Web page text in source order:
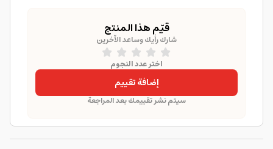
قيّم هذا المنتج
شارك رأيك وساعد الآخرين
اختر عدد النجوم
إضافة تقييم
سيتم نشر تقييمك بعد المراجعة